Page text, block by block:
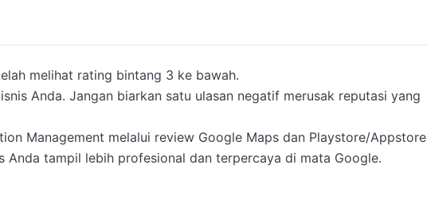
melihat rating bintang 3 ke bawah.
Anda. Jangan biarkan satu ulasan negatif merusak reputasi yang
Management melalui review Google Maps dan Playstore/Appstore
Anda tampil lebih profesional dan terpercaya di mata Google.